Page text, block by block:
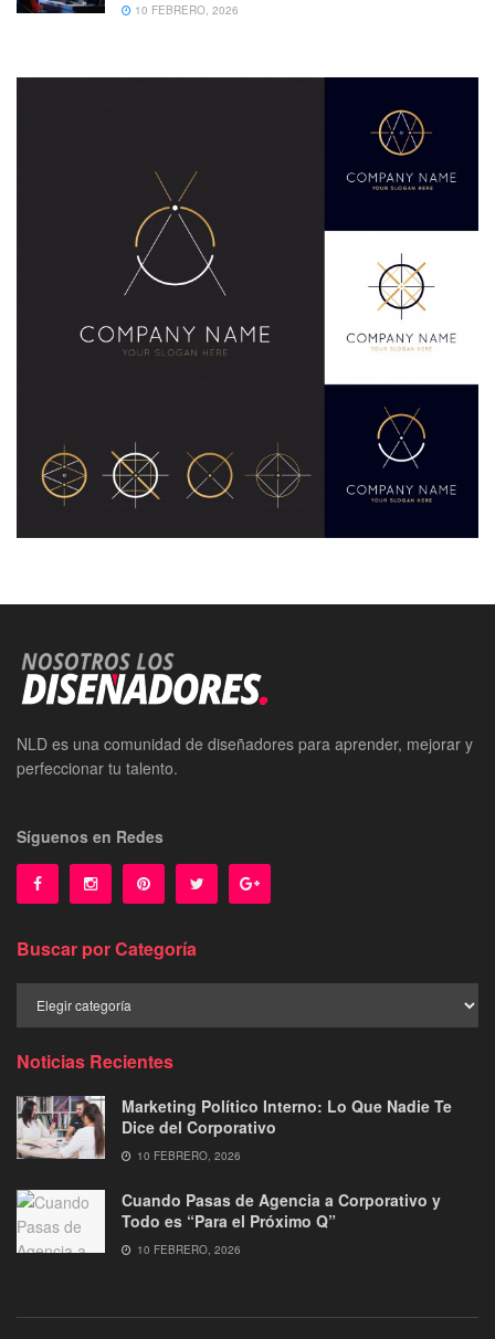
10 FEBRERO, 2026
NLD es una comunidad de diseñadores para aprender, mejorar y
perfeccionar tu talento.
Síguenos en Redes
Buscar por Categoría
por
Noticias Recientes
Marketing Político Interno: Lo Que Nadie Te
Dice del Corporativo
10 FEBRERO, 2026
Cuando Pasas de Agencia a Corporativo y
Todo es “Para el Próximo Q”
10 FEBRERO, 2026